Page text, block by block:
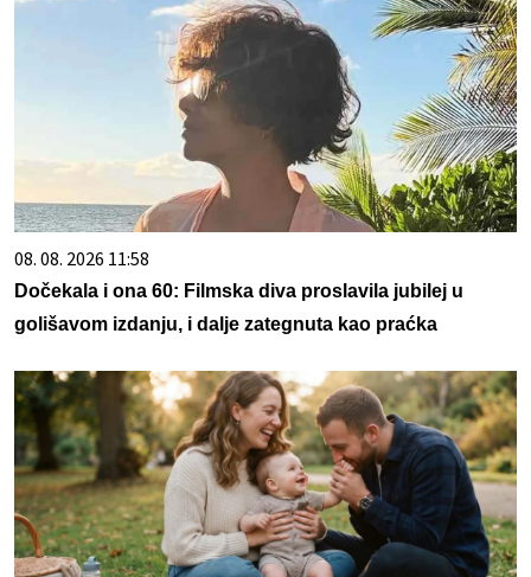
08. 08. 2026 11:58
Dočekala i ona 60: Filmska diva proslavila jubilej u
golišavom izdanju, i dalje zategnuta kao praćka